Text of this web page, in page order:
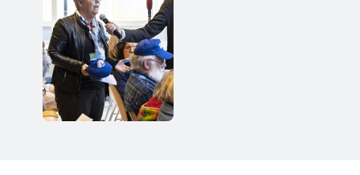
Luchtkwaliteit
Meten in Zuid-
Holland:
Houtrook
onder de loep